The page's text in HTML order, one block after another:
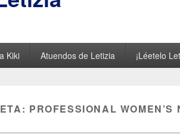
Kiki Atuendos de Letizia ¡Léetelo
PROFESSIONAL WOMEN’S